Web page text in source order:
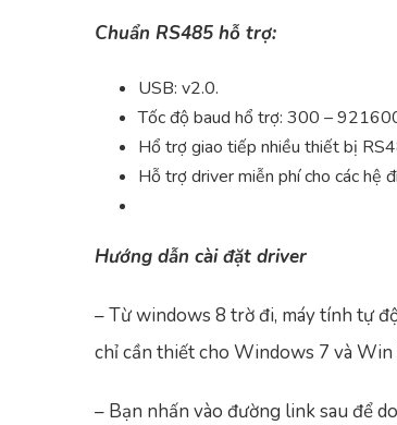
Chuẩn RS485 hỗ trợ:
USB: v2.0.
Tốc độ baud hổ trợ: 300 –
Hổ trợ giao tiếp nhiều thiết bị
Hỗ trợ driver miễn phí cho các hệ
Hướng dẫn cài đặt driver
– Từ windows 8 trờ đi, máy tính tự
chỉ cần thiết cho Windows 7 và Win
– Bạn nhấn vào đường link sau để